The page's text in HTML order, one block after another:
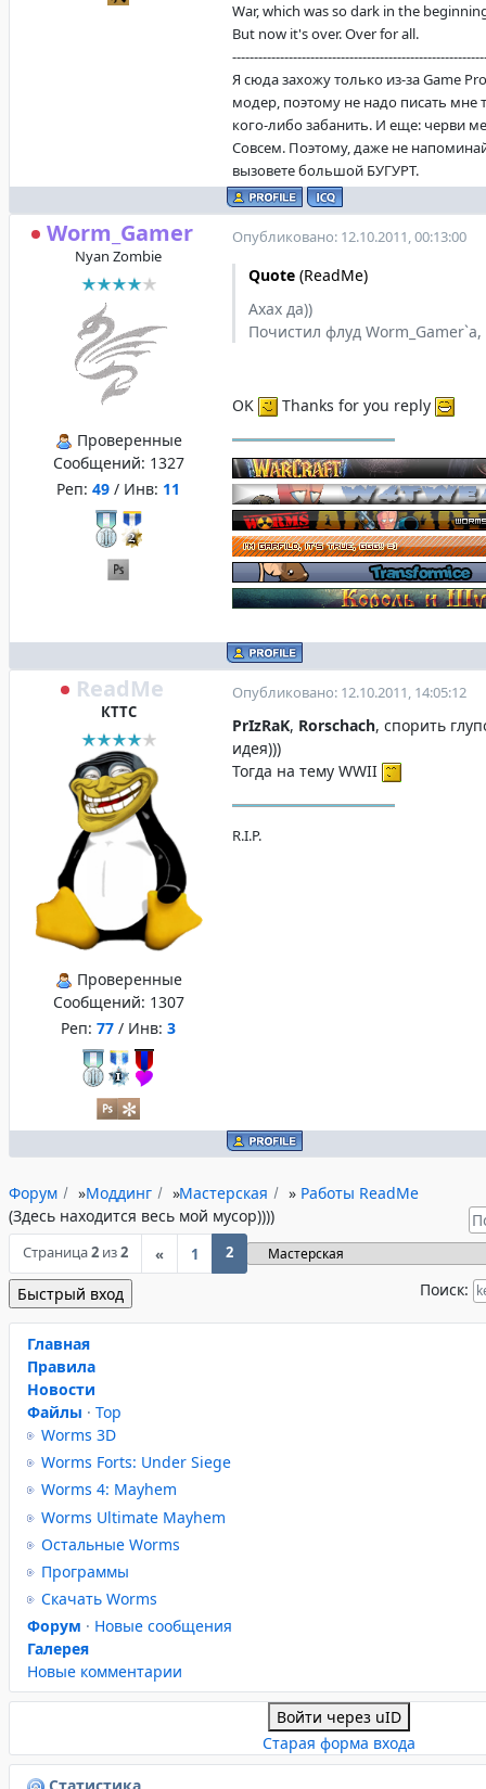
War, which was so dark in the
But now it's over. Over for all.
Я сюда захожу только из-за Game
модер, поэтому не надо писать мне
кого-либо забанить. И еще: черви
Совсем. Поэтому, даже не
вызовете большой БУГУРТ.
Worm_Gamer
Nyan Zombie
Проверенные
Сообщений: 1327
Реп: 49 / Инв: 11
Опубликовано: 12.10.2011, 00:13:00
Quote (ReadMe)
Ахах да))
Почистил флуд Worm_Gamer`a,
OK Thanks for you reply
ReadMe
КТТС
Проверенные
Сообщений: 1307
Реп: 77 / Инв: 3
Опубликовано: 12.10.2011, 14:05:12
PrIzRaK, Rorschach, спорить
идея)))
Тогда на тему WWII
R.I.P.
Форум »Моддинг »Мастерская » Работы ReadMe
(Здесь находится весь мой мусор))))
Страница2 из2 « 1 2
Поиск:
Главная
Правила
Новости
Файлы · Top
Worms 3D
Worms Forts: Under Siege
Worms 4: Mayhem
Worms Ultimate Mayhem
Остальные Worms
Программы
Скачать Worms
Форум · Новые сообщения
Галерея
Новые комментарии
Войти через uID
Старая форма входа